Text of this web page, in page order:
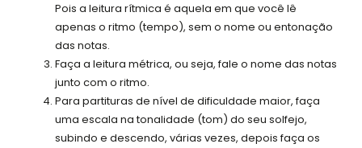
Pois a leitura rítmica é aquela em que você lê
apenas o ritmo (tempo), sem o nome ou entonação
das notas.
Faça a leitura métrica, ou seja, fale o nome das notas
junto com o ritmo.
Para partituras de nível de dificuldade maior, faça
uma escala na tonalidade (tom) do seu solfejo,
subindo e descendo, várias vezes, depois faça os